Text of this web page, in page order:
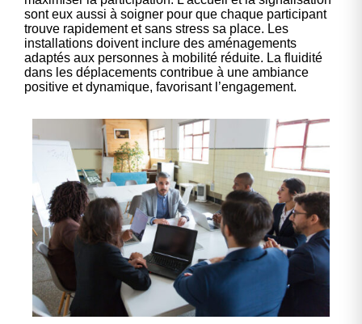
sont eux aussi à soigner pour que chaque participant
trouve rapidement et sans stress sa place. Les
installations doivent inclure des aménagements
adaptés aux personnes à mobilité réduite. La fluidité
dans les déplacements contribue à une ambiance
positive et dynamique, favorisant l’engagement.